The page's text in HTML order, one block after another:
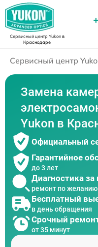
Сервисный центр Yukonв
Краснодаре
Сервисный центр
Замена
Yukon в
Официальный
Гарантийное
до 3 лет
Диагностика за
ремонт по желанию
Бесплатный
в день обращения
Срочный
от 35 минут